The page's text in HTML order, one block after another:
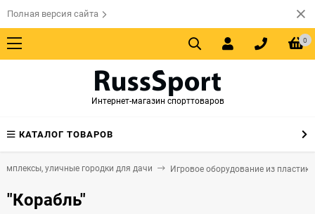
Полная версия сайта
0
Интернет-магазин спорттоваров
КАТАЛОГ ТОВАРОВ
уличные городки для дачи Игровое оборудование из пластика
"Корабль"